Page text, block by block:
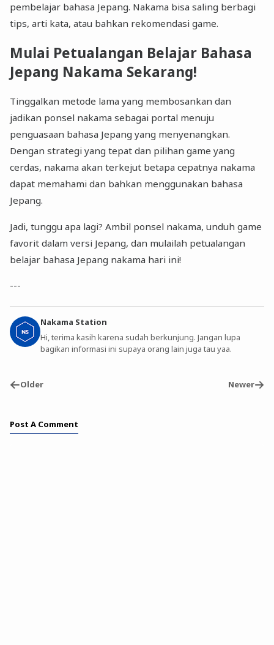
pembelajar bahasa Jepang. Nakama bisa saling berbagi
tips, arti kata, atau bahkan rekomendasi game.
Mulai Petualangan Belajar Bahasa
Jepang Nakama Sekarang!
Tinggalkan metode lama yang membosankan dan
jadikan ponsel nakama sebagai portal menuju
penguasaan bahasa Jepang yang menyenangkan.
Dengan strategi yang tepat dan pilihan game yang
cerdas, nakama akan terkejut betapa cepatnya nakama
dapat memahami dan bahkan menggunakan bahasa
Jepang.
Jadi, tunggu apa lagi? Ambil ponsel nakama, unduh game
favorit dalam versi Jepang, dan mulailah petualangan
belajar bahasa Jepang nakama hari ini!
---
Nakama Station
Hi, terima kasih karena sudah berkunjung. Jangan lupa
bagikan informasi ini supaya orang lain juga tau yaa.
Older Newer
Post A Comment